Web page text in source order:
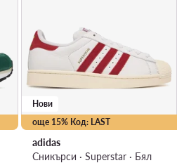
още 15% Код: LAST
Нови
adidas
Сникърси · Superstar · Бял